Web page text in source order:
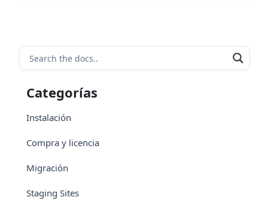
Categorías
Instalación
Compra y licencia
Migración
Staging Sites